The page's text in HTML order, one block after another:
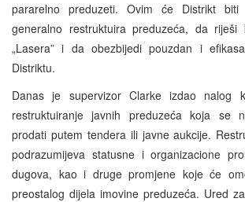
pararelno preduzeti. Ovim će Distrikt
generalno restruktuira preduzeća, da riješi
„Lasera” i da obezbijedi pouzdan i
Distriktu.
Danas je supervizor Clarke izdao nalog
restruktuiranje javnih preduzeća koja se
prodati putem tendera ili javne aukcije.
podrazumijeva statusne i organizacione
dugova, kao i druge promjene koje će
preostalog dijela imovine preduzeća. Ured